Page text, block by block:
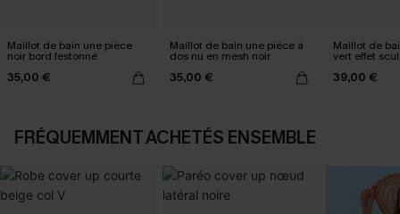
Maillot de bain une pièce
noir bord festonné
35,00 €
Maillot de bain une pièce à
dos nu en mesh noir
35,00 €
Maillot de
vert effet
39,00 €
FRÉQUEMMENT ACHETÉS ENSEMBLE